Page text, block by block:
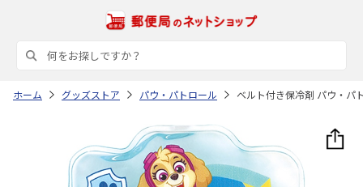
ホーム グッズストア パウ・パトロール ベルト付き保冷剤 パウ・パ